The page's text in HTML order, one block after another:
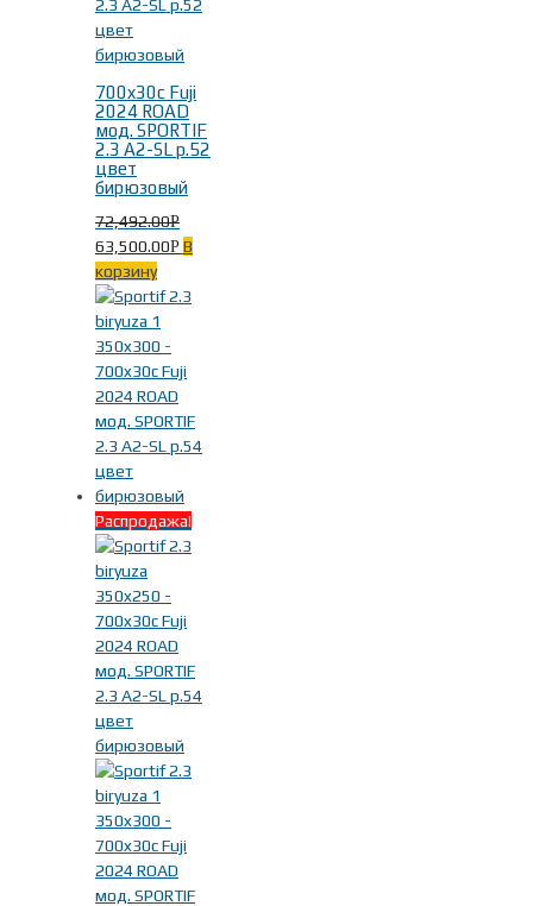
700x30c Fuji
2024 ROAD
мод. SPORTIF
2.3 A2-SL р.52
цвет
бирюзовый
72,492.00Р
63,500.00Р В
корзину
Распродажа!